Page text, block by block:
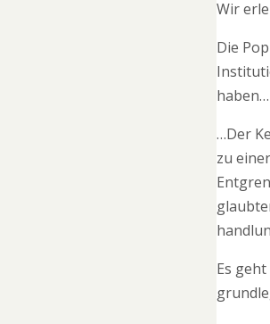
Wir
Die
haben…
…Der
zu
Es